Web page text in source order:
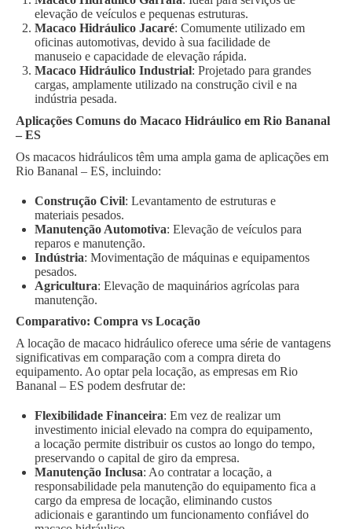
elevação de veículos e pequenas estruturas.
Macaco Hidráulico Jacaré: Comumente utilizado em
oficinas automotivas, devido à sua facilidade de
manuseio e capacidade de elevação rápida.
Macaco Hidráulico Industrial: Projetado para grandes
cargas, amplamente utilizado na construção civil e na
indústria pesada.
Aplicações Comuns do Macaco Hidráulico em Rio Bananal
– ES
Os macacos hidráulicos têm uma ampla gama de aplicações em
Rio Bananal – ES, incluindo:
Construção Civil: Levantamento de estruturas e
materiais pesados.
Manutenção Automotiva: Elevação de veículos para
reparos e manutenção.
Indústria: Movimentação de máquinas e equipamentos
pesados.
Agricultura: Elevação de maquinários agrícolas para
manutenção.
Comparativo: Compra vs Locação
A locação de macaco hidráulico oferece uma série de vantagens
significativas em comparação com a compra direta do
equipamento. Ao optar pela locação, as empresas em Rio
Bananal – ES podem desfrutar de:
Flexibilidade Financeira: Em vez de realizar um
investimento inicial elevado na compra do equipamento,
a locação permite distribuir os custos ao longo do tempo,
preservando o capital de giro da empresa.
Manutenção Inclusa: Ao contratar a locação, a
responsabilidade pela manutenção do equipamento fica a
cargo da empresa de locação, eliminando custos
adicionais e garantindo um funcionamento confiável do